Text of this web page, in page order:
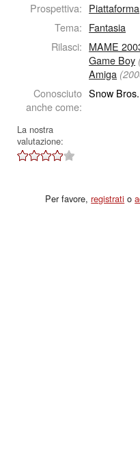
Prospettiva: Piattaforma
Tema: Fantasia
Rilasci: MAME
Game Boy
Amiga
Conosciuto
anche come:
Snow
La nostra
valutazione:
Per favore,registrati o